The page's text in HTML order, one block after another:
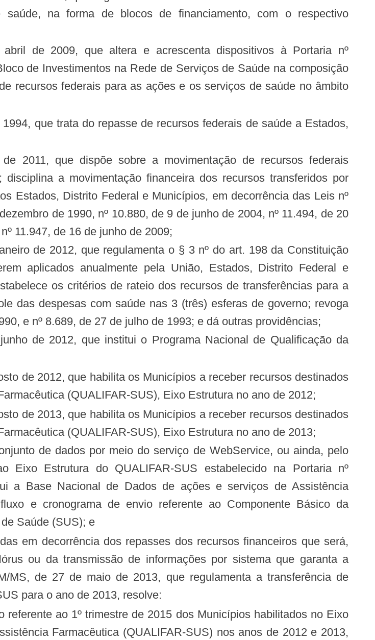
na forma de blocos de financiamento, com o respectivo
de Investimentos na Rede de Serviços de Saúde na composição
recursos federais para as ações e os serviços de saúde no âmbito
a movimentação financeira dos recursos transferidos por
Estados, Distrito Federal e Municípios, em decorrência das Leis nº
de 1990, nº 10.880, de 9 de junho de 2004, nº 11.494, de 20
11.947, de 16 de junho de 2009;
aplicados anualmente pela União, Estados, Distrito Federal e
os critérios de rateio dos recursos de transferências para a
das despesas com saúde nas 3 (três) esferas de governo; revoga
e nº 8.689, de 27 de julho de 1993; e dá outras providências;
(QUALIFAR-SUS), Eixo Estrutura no ano de 2012;
(QUALIFAR-SUS), Eixo Estrutura no ano de 2013;
Eixo Estrutura do QUALIFAR-SUS estabelecido na Portaria nº
a Base Nacional de Dados de ações e serviços de Assistência
e cronograma de envio referente ao Componente Básico da
Saúde (SUS); e
ou da transmissão de informações por sistema que garanta a
MS, de 27 de maio de 2013, que regulamenta a transferência de
para o ano de 2013, resolve:
Farmacêutica (QUALIFAR-SUS) nos anos de 2012 e 2013,